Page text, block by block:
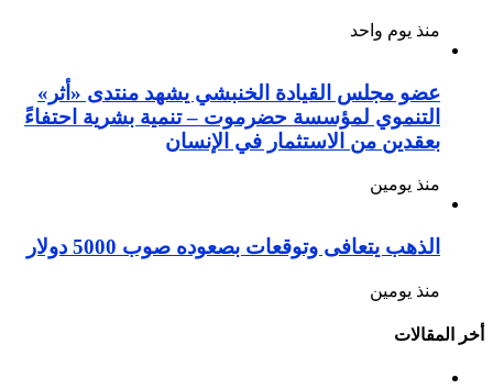
منذ يوم واحد
عضو مجلس القيادة الخنبشي يشهد منتدى «أثر»
التنموي لمؤسسة حضرموت – تنمية بشرية احتفاءً
بعقدين من الاستثمار في الإنسان
منذ يومين
الذهب يتعافى وتوقعات بصعوده صوب 5000 دولار
منذ يومين
أخر المقالات